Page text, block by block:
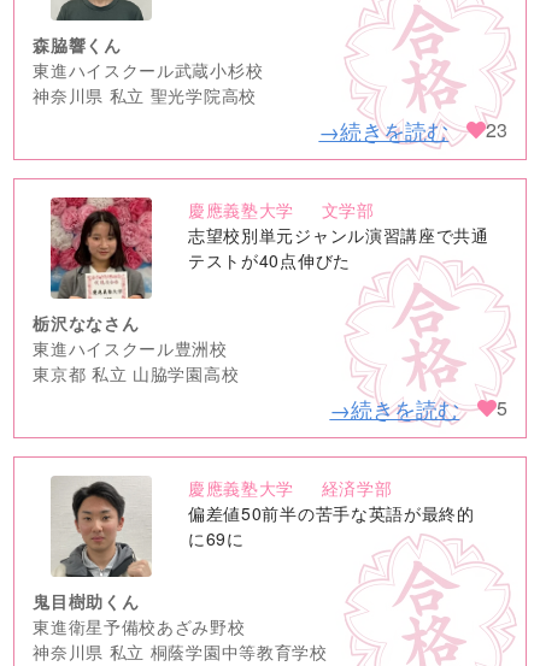
森脇響くん
東進ハイスクール武蔵小杉校
神奈川県 私立 聖光学院高校
→続きを読む 23
no
image
慶應義塾大学
文学部
志望校別単元ジャンル演習講座で共通
テストが40点伸びた
栃沢ななさん
東進ハイスクール豊洲校
東京都 私立 山脇学園高校
→続きを読む 5
no
image
慶應義塾大学
経済学部
偏差値50前半の苦手な英語が最終的
に69に
鬼目樹助くん
東進衛星予備校あざみ野校
神奈川県 私立 桐蔭学園中等教育学校